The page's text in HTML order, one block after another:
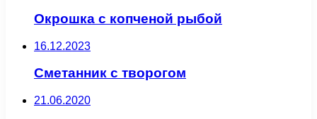
Окрошка с копченой рыбой
16.12.2023
Сметанник с творогом
21.06.2020